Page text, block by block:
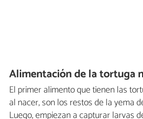
Alimentación de la tortuga
El primer alimento que tienen las
al nacer, son los restos de la yema
Luego, empiezan a capturar larvas